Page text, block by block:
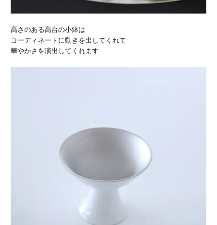
高さのある高台の小鉢は
コーディネートに動きを出してくれて
華やかさを演出してくれます